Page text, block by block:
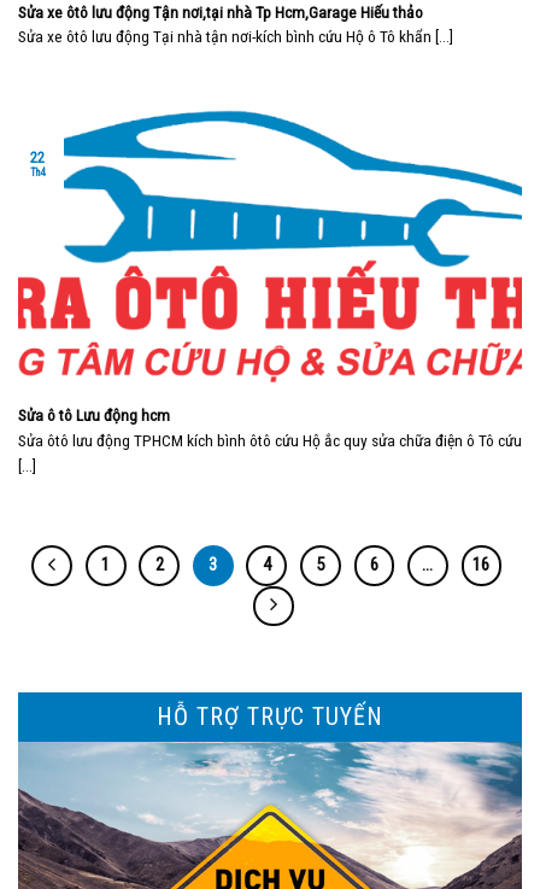
Sửa xe ôtô lưu động Tận nơi,tại nhà Tp Hcm,Garage Hiếu thảo
Sửa xe ôtô lưu động Tại nhà tận nơi-kích bình cứu Hộ ô Tô khẩn [...]
Sửa ô tô Lưu động hcm
Sửa ôtô lưu động TPHCM kích bình ôtô cứu Hộ ắc quy sửa chữa điện ô Tô cứu
[...]
22
Th4
1 2 3 4 5 6 … 16
HỖ TRỢ TRỰC TUYẾN